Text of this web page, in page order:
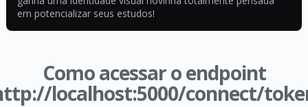
em potencializar seus estudos!
Como acessar o endpoint
localhost:5000/connect/